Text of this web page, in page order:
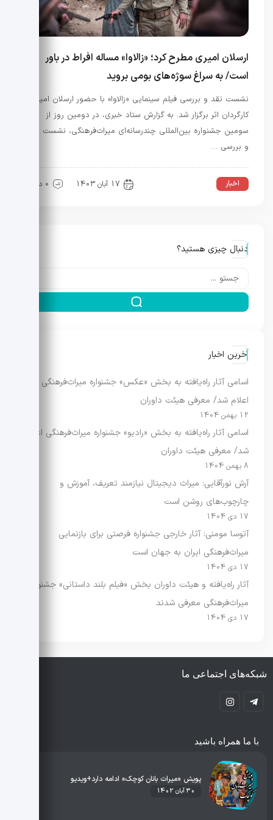
ارسلان امیری مطرح کرد؛ «زالاوا» مساله افراط در باور
است/ به سراغ سوژه‌های بومی بروید
نشست نقد و بررسی فیلم سینمایی «زالاوا» با حضور ارسلان امیری
کارگردان اثر برگزار شد. به گزارش ستاد خبری، در دومین روز از
سومین جشنواره بین‌المللی چندرسانه‌ای میراث‌فرهنگی، نشست نقد
و بررسی …
اخبار 17 آبان 1403 0 دیدگاه
دنبال چیزی هستید؟
آخرین اخبار
اسامی آثار راه‌یافته به بخش «عکس» جشنواره میراث‌فرهنگی
اعلام شد/ معرفی هیئت داوران
12 بهمن 1404
اسامی آثار راه‌یافته به بخش «رادیو» جشنواره میراث‌فرهنگی اعلام
شد/ معرفی هیئت داوران
8 بهمن 1404
آرش نورآقایی: میراث دیجیتال نیازمند تعریف، آموزش و
چارچوب‌های روشن است
17 دی 1404
آتوسا مومنی: آثار خارجی جشنواره فرصتی برای بازنمایی
میراث‌فرهنگی ایران به جهان است
17 دی 1404
آثار راه‌یافته و هیئت داوران بخش «فیلم بلند داستانی» جشنواره
میراث‌فرهنگی معرفی شدند
17 دی 1404
شبکه‌های اجتماعی ما
با ما همراه باشید
پویش «میراث بانان کوچک» ادامه دارد+ویدیو
30 آبان 1402